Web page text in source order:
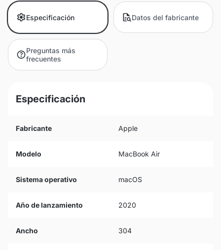
Especificación Datos del fabricante
Preguntas más
frecuentes
Especificación
Fabricante Apple
Modelo MacBook Air
Sistema operativo macOS
Año de lanzamiento 2020
Ancho 304